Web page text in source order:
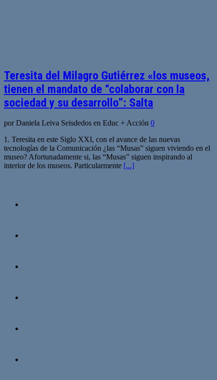
Teresita del Milagro Gutiérrez «los museos,
tienen el mandato de “colaborar con la
sociedad y su desarrollo”: Salta
por Daniela Leiva Seisdedos en Educ + Acción 0
1. Teresita en este Siglo XXI, con el avance de las nuevas
tecnologías de la Comunicación ¿las “Musas” siguen viviendo en el
museo? Afortunadamente si, las “Musas” siguen inspirando al
interior de los museos. Particularmente [...]